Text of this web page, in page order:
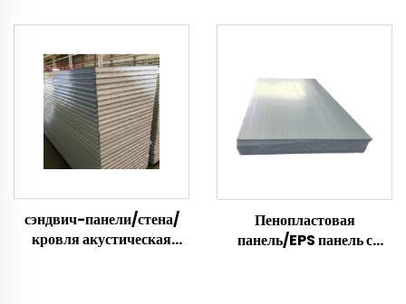
сэндвич-панели/стена/
кровля акустическая
Пенопластовая
панель/EPS панель с